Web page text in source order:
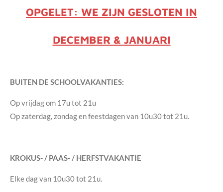
OPGELET: WE ZIJN GESLOTEN IN
DECEMBER & JANUARI
BUITEN DE SCHOOLVAKANTIES:
Op vrijdag om 17u tot 21u
Op zaterdag, zondag en feestdagen van 10u30 tot 21u.
KROKUS- / PAAS- / HERFSTVAKANTIE
Elke dag van 10u30 tot 21u.